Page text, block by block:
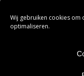
Wij gebruiken cookies om
optimaliseren.